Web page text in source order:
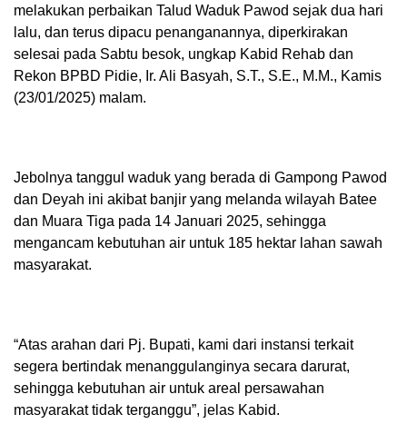
melakukan perbaikan Talud Waduk Pawod sejak dua hari
lalu, dan terus dipacu penanganannya, diperkirakan
selesai pada Sabtu besok, ungkap Kabid Rehab dan
Rekon BPBD Pidie, Ir. Ali Basyah, S.T., S.E., M.M., Kamis
(23/01/2025) malam.
Jebolnya tanggul waduk yang berada di Gampong Pawod
dan Deyah ini akibat banjir yang melanda wilayah Batee
dan Muara Tiga pada 14 Januari 2025, sehingga
mengancam kebutuhan air untuk 185 hektar lahan sawah
masyarakat.
“Atas arahan dari Pj. Bupati, kami dari instansi terkait
segera bertindak menanggulanginya secara darurat,
sehingga kebutuhan air untuk areal persawahan
masyarakat tidak terganggu”, jelas Kabid.